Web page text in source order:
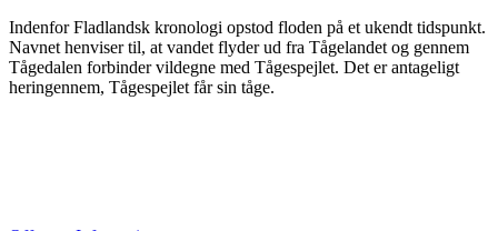
Indenfor Fladlandsk kronologi opstod floden på et ukendt tidspunkt.
Navnet henviser til, at vandet flyder ud fra Tågelandet og gennem
Tågedalen forbinder vildegne med Tågespejlet. Det er antageligt
heringennem, Tågespejlet får sin tåge.